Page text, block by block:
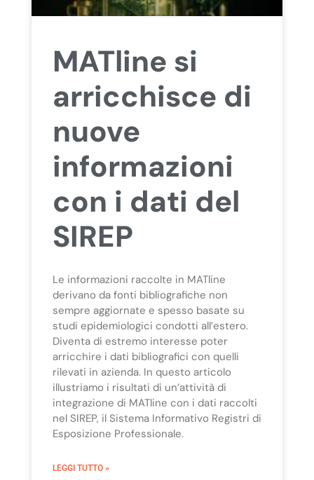
MATline si
arricchisce di
nuove
informazioni
con i dati del
SIREP
Le informazioni raccolte in MATline
derivano da fonti bibliografiche non
sempre aggiornate e spesso basate su
studi epidemiologici condotti all’estero.
Diventa di estremo interesse poter
arricchire i dati bibliografici con quelli
rilevati in azienda. In questo articolo
illustriamo i risultati di un’attività di
integrazione di MATline con i dati raccolti
nel SIREP, il Sistema Informativo Registri di
Esposizione Professionale.
LEGGI TUTTO »